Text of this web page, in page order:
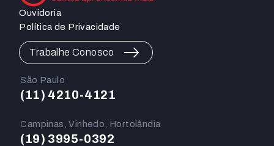
Ouvidoria
Política de Privacidade
Trabalhe Conosco
São Paulo
(11) 4210-4121
Campinas, Vinhedo, Hortolândia
(19) 3995-0392